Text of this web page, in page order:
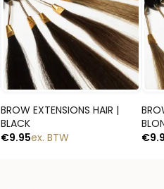
BROW EXTENSIONS HAIR |
BLACK
€9.95ex. BTW
€